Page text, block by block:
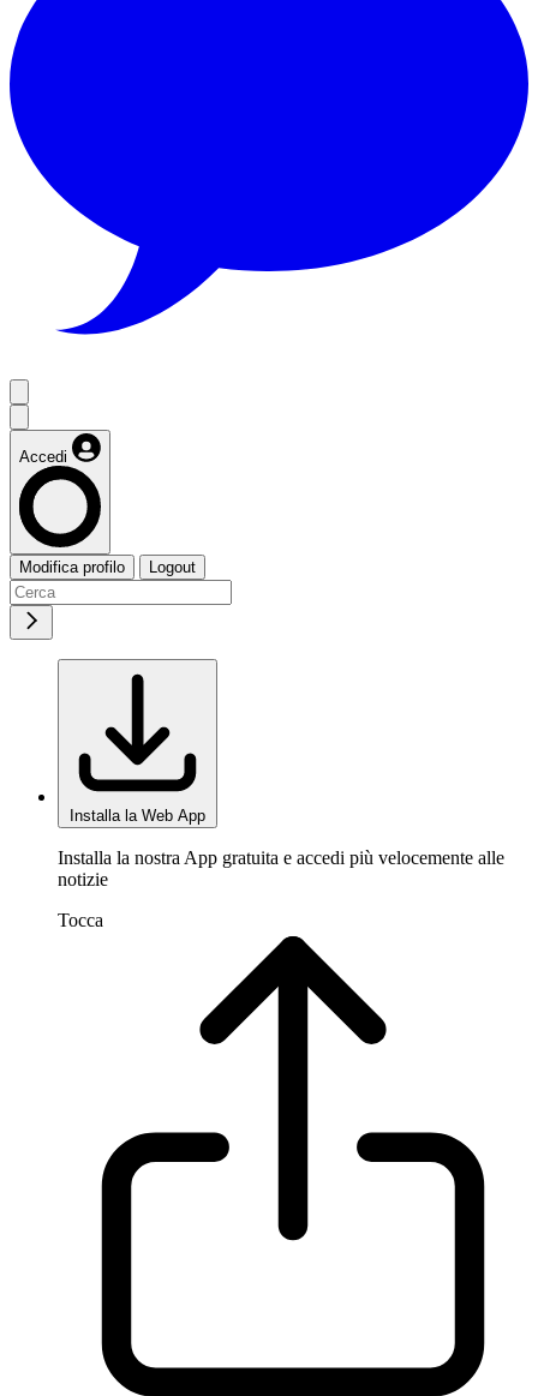
Accedi
Modifica profilo Logout
Installa la Web App
Installa la nostra App gratuita e accedi più velocemente alle
notizie
Tocca